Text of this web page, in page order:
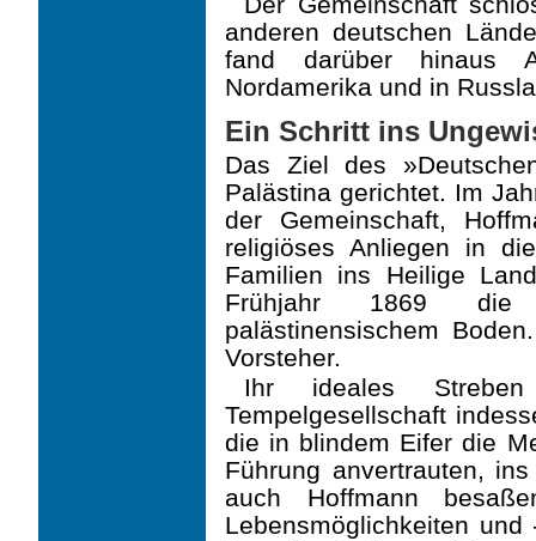
anderen deutschen
fand darüber hinaus
Nordamerika und in
Ein Schritt ins
Das Ziel des
Palästina gerichtet. Im
der Gemeinschaft,
relig­iöses Anliegen in
Familien ins Heilige
Frühjahr 1869 die
palästinensischem
Vorsteher.
Ihr ideales
Tempelgesellschaft
die in blindem Eifer die
Führung anvertrauten,
auch Hoffmann
Lebensmöglichkeiten